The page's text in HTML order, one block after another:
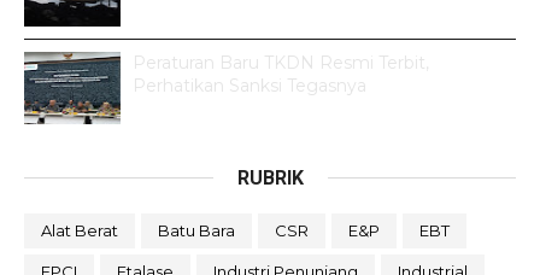
Peraturan Baru TKDN Resmi Terbit,
Perhatikan Sanksi Tegasnya
RUBRIK
Alat Berat Batu Bara CSR E&P EBT
EPCI Etalase Industri Penunjang Industrial